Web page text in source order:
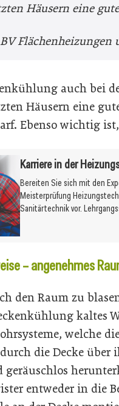
Häusern eine
Flächenheizungen
auch bei
Häusern eine
Ebenso wichtig
Karriere in der
Bereiten Sie sich mit den
Meisterprüfung
Sanitärtechnik vor.
– angenehmes
den Raum zu
kaltes
welche
die Decke über
geräuschlos
entweder in die